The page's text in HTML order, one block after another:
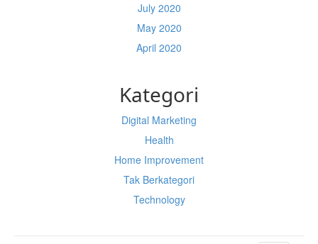
July 2020
May 2020
April 2020
Kategori
Digital Marketing
Health
Home Improvement
Tak Berkategori
Technology